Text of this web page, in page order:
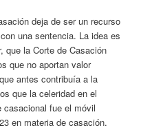
deja de ser un recurso
una sentencia. La idea es
que la Corte de Casación
que no aportan valor
antes contribuía a la
que la celeridad en el
fue el móvil
en materia de casación.